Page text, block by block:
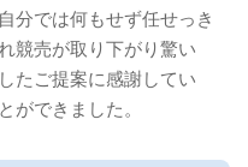
分では何もせず任せっき
競売が取り下がり驚い
たご提案に感謝してい
ができました。